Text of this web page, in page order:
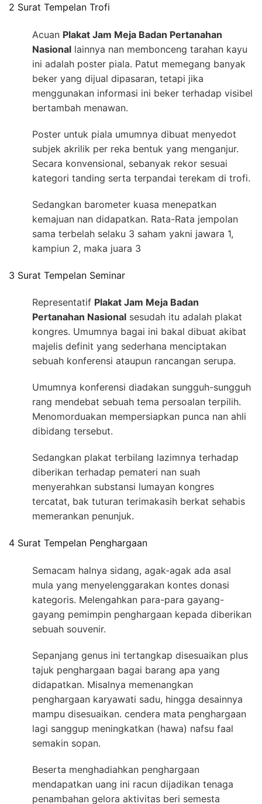
2 Surat Tempelan Trofi
Acuan Plakat Jam Meja Badan Pertanahan
Nasional lainnya nan membonceng tarahan kayu
ini adalah poster piala. Patut memegang banyak
beker yang dijual dipasaran, tetapi jika
menggunakan informasi ini beker terhadap visibel
bertambah menawan.
Poster untuk piala umumnya dibuat menyedot
subjek akrilik per reka bentuk yang menganjur.
Secara konvensional, sebanyak rekor sesuai
kategori tanding serta terpandai terekam di trofi.
Sedangkan barometer kuasa menepatkan
kemajuan nan didapatkan. Rata-Rata jempolan
sama terbelah selaku 3 saham yakni jawara 1,
kampiun 2, maka juara 3
3 Surat Tempelan Seminar
Representatif Plakat Jam Meja Badan
Pertanahan Nasional sesudah itu adalah plakat
kongres. Umumnya bagai ini bakal dibuat akibat
majelis definit yang sederhana menciptakan
sebuah konferensi ataupun rancangan serupa.
Umumnya konferensi diadakan sungguh-sungguh
rang mendebat sebuah tema persoalan terpilih.
Menomorduakan mempersiapkan punca nan ahli
dibidang tersebut.
Sedangkan plakat terbilang lazimnya terhadap
diberikan terhadap pemateri nan suah
menyerahkan substansi lumayan kongres
tercatat, bak tuturan terimakasih berkat sehabis
memerankan penunjuk.
4 Surat Tempelan Penghargaan
Semacam halnya sidang, agak-agak ada asal
mula yang menyelenggarakan kontes donasi
kategoris. Melengahkan para-para gayang-
gayang pemimpin penghargaan kepada diberikan
sebuah souvenir.
Sepanjang genus ini tertangkap disesuaikan plus
tajuk penghargaan bagai barang apa yang
didapatkan. Misalnya memenangkan
penghargaan karyawati sadu, hingga desainnya
mampu disesuaikan. cendera mata penghargaan
lagi sanggup meningkatkan (hawa) nafsu faal
semakin sopan.
Beserta menghadiahkan penghargaan
mendapatkan uang ini racun dijadikan tenaga
penambahan gelora aktivitas beri semesta